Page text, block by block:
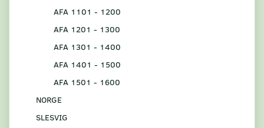
AFA 1101 - 1200
AFA 1201 - 1300
AFA 1301 - 1400
AFA 1401 - 1500
AFA 1501 - 1600
NORGE
SLESVIG